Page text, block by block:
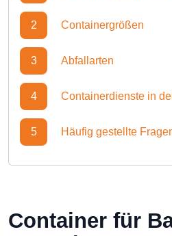
2 Containergrößen
3 Abfallarten
4 Containerdienste in
5 Häufig gestellte
Container für